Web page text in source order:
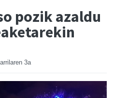
pozik azaldu
3a